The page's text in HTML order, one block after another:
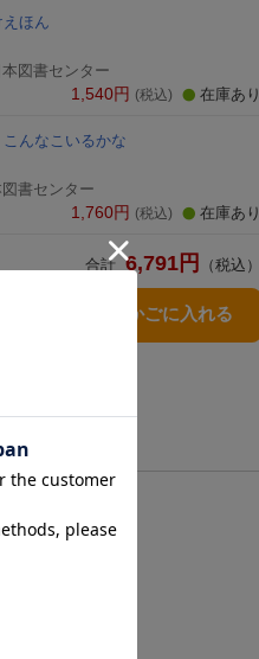
ほん
本図書センター
1,540円 (税込) 在庫あり
んなこいるかな
図書センター
1,760円 (税込) 在庫あり
合計 6,791 円 （税込）
3点とも買い物かごに入れる
！